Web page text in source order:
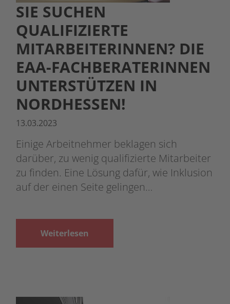
SIE SUCHEN
QUALIFIZIERTE
MITARBEITERINNEN? DIE
EAA-FACHBERATERINNEN
UNTERSTÜTZEN IN
NORDHESSEN!
13.03.2023
Einige Arbeitnehmer beklagen sich
darüber, zu wenig qualifizierte Mitarbeiter
zu finden. Eine Lösung dafür, wie Inklusion
auf der einen Seite gelingen…
Weiterlesen